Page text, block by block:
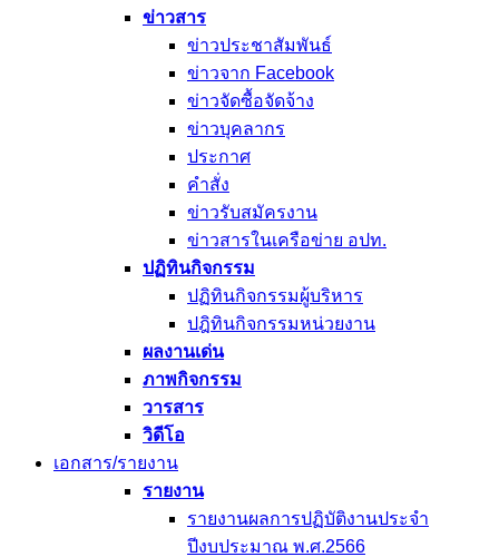
ข่าวสาร
ข่าวประชาสัมพันธ์
ข่าวจาก Facebook
ข่าวจัดซื้อจัดจ้าง
ข่าวบุคลากร
ประกาศ
คำสั่ง
ข่าวรับสมัครงาน
ข่าวสารในเครือข่าย อปท.
ปฏิทินกิจกรรม
ปฏิทินกิจกรรมผู้บริหาร
ปฎิทินกิจกรรมหน่วยงาน
ผลงานเด่น
ภาพกิจกรรม
วารสาร
วิดีโอ
เอกสาร/รายงาน
รายงาน
รายงานผลการปฏิบัติงานประจำ
ปีงบประมาณ พ.ศ.2566